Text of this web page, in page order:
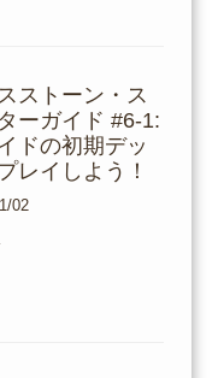
ストーン・ス
ーガイド #6-1:
ドの初期デッ
レイしよう！
02